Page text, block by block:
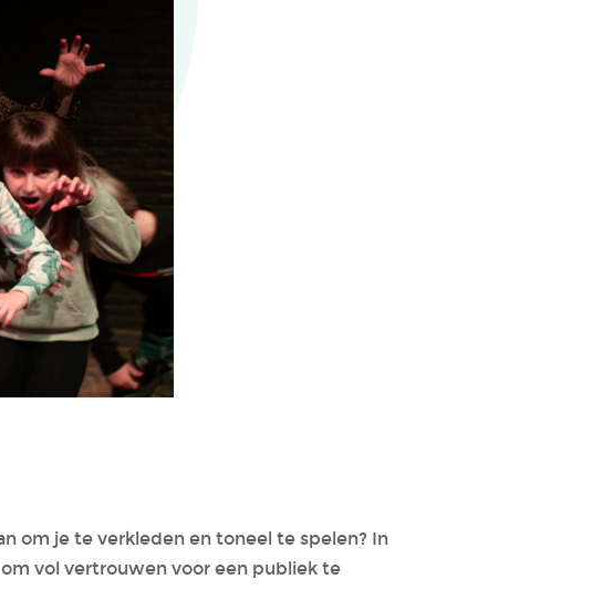
om je te verkleden en toneel te spelen? In
vol vertrouwen voor een publiek te